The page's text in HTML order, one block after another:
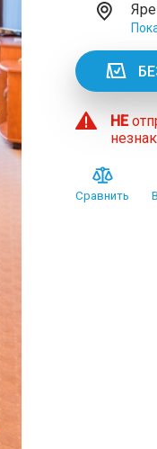
НЕ
Сравнить